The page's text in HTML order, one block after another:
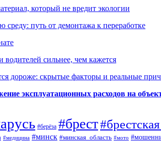
который не вредит экологии
путь от демонтажа к переработке
сильнее, чем кажется
дороже: скрытые факторы и реальные
эксплуатационных расходов на
#берёза #брест
#медицина #минск #минская_область #мото